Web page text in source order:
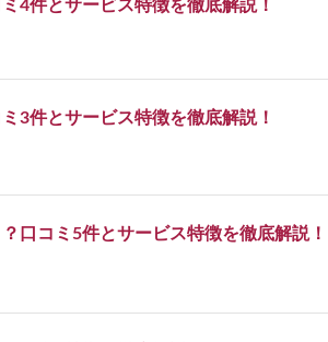
4件とサービス特徴を徹底解説！
3件とサービス特徴を徹底解説！
口コミ5件とサービス特徴を徹底解説！